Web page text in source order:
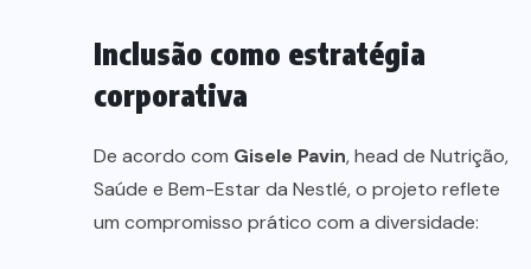
Inclusão como estratégia
corporativa
De acordo com Gisele Pavin, head de Nutrição,
Saúde e Bem-Estar da Nestlé, o projeto reflete
um compromisso prático com a diversidade: